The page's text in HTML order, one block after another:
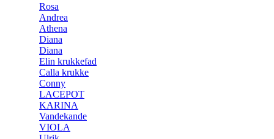
Rosa
Andrea
Athena
Diana
Diana
Elin krukkefad
Calla krukke
Conny
LACEPOT
KARINA
Vandekande
VIOLA